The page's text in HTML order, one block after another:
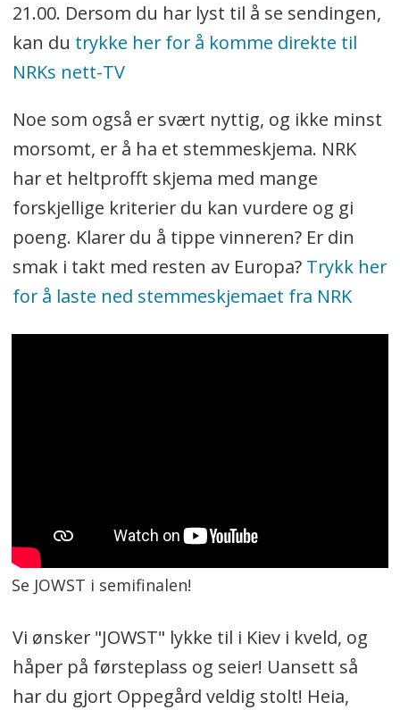
21.00. Dersom du har lyst til å se sendingen,
kan du trykke her for å komme direkte til
NRKs nett-TV
Noe som også er svært nyttig, og ikke minst
morsomt, er å ha et stemmeskjema. NRK
har et heltprofft skjema med mange
forskjellige kriterier du kan vurdere og gi
poeng. Klarer du å tippe vinneren? Er din
smak i takt med resten av Europa? Trykk her
for å laste ned stemmeskjemaet fra NRK
Se JOWST i semifinalen!
Vi ønsker "JOWST" lykke til i Kiev i kveld, og
håper på førsteplass og seier! Uansett så
har du gjort Oppegård veldig stolt! Heia,